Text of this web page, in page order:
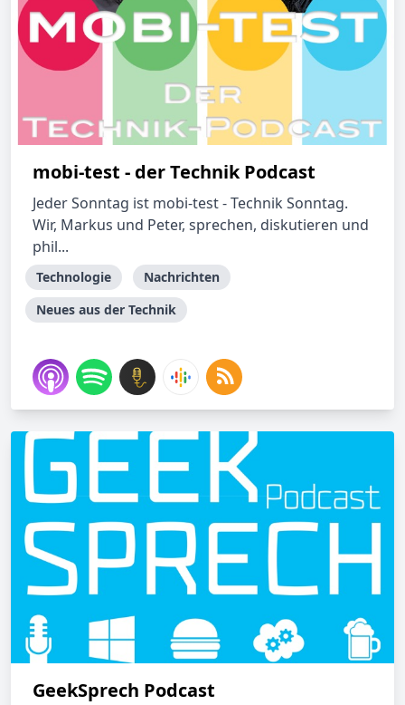
mobi-test - der Technik Podcast
Jeder Sonntag ist mobi-test - Technik Sonntag.
Wir, Markus und Peter, sprechen, diskutieren und
phil...
Technologie
Nachrichten
Neues aus der Technik
GeekSprech Podcast